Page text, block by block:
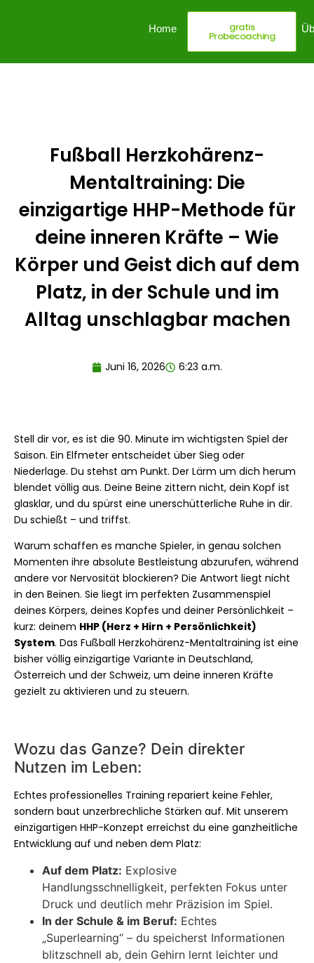
Home Dein Mehrwert
gratis
Probecoaching
Fußball Herzkohärenz-
Mentaltraining: Die
einzigartige HHP-Methode für
deine inneren Kräfte – Wie
Körper und Geist dich auf dem
Platz, in der Schule und im
Alltag unschlagbar machen
Juni 16, 2026 6:23 a.m.
Stell dir vor, es ist die 90. Minute im wichtigsten Spiel der
Saison. Ein Elfmeter entscheidet über Sieg oder
Niederlage. Du stehst am Punkt. Der Lärm um dich herum
blendet völlig aus. Deine Beine zittern nicht, dein Kopf ist
glasklar, und du spürst eine unerschütterliche Ruhe in dir.
Du schießt – und triffst.
Warum schaffen es manche Spieler, in genau solchen
Momenten ihre absolute Bestleistung abzurufen, während
andere vor Nervosität blockieren? Die Antwort liegt nicht
in den Beinen. Sie liegt im perfekten Zusammenspiel
deines Körpers, deines Kopfes und deiner Persönlichkeit –
kurz: deinem HHP (Herz + Hirn + Persönlichkeit)
System. Das Fußball Herzkohärenz-Mentaltraining ist eine
bisher völlig einzigartige Variante in Deutschland,
Österreich und der Schweiz, um deine inneren Kräfte
gezielt zu aktivieren und zu steuern.
Wozu das Ganze? Dein direkter
Nutzen im Leben:
Echtes professionelles Training repariert keine Fehler,
sondern baut unzerbrechliche Stärken auf. Mit unserem
einzigartigen HHP-Konzept erreichst du eine ganzheitliche
Entwicklung auf und neben dem Platz:
Auf dem Platz: Explosive
Handlungsschnelligkeit, perfekten Fokus unter
Druck und deutlich mehr Präzision im Spiel.
In der Schule & im Beruf: Echtes
„Superlearning“ – du speicherst Informationen
blitzschnell ab, dein Gehirn lernt leichter und